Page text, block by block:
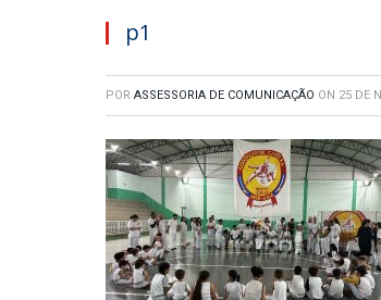
p1
POR ASSESSORIA DE COMUNICAÇÃO ON 25 DE